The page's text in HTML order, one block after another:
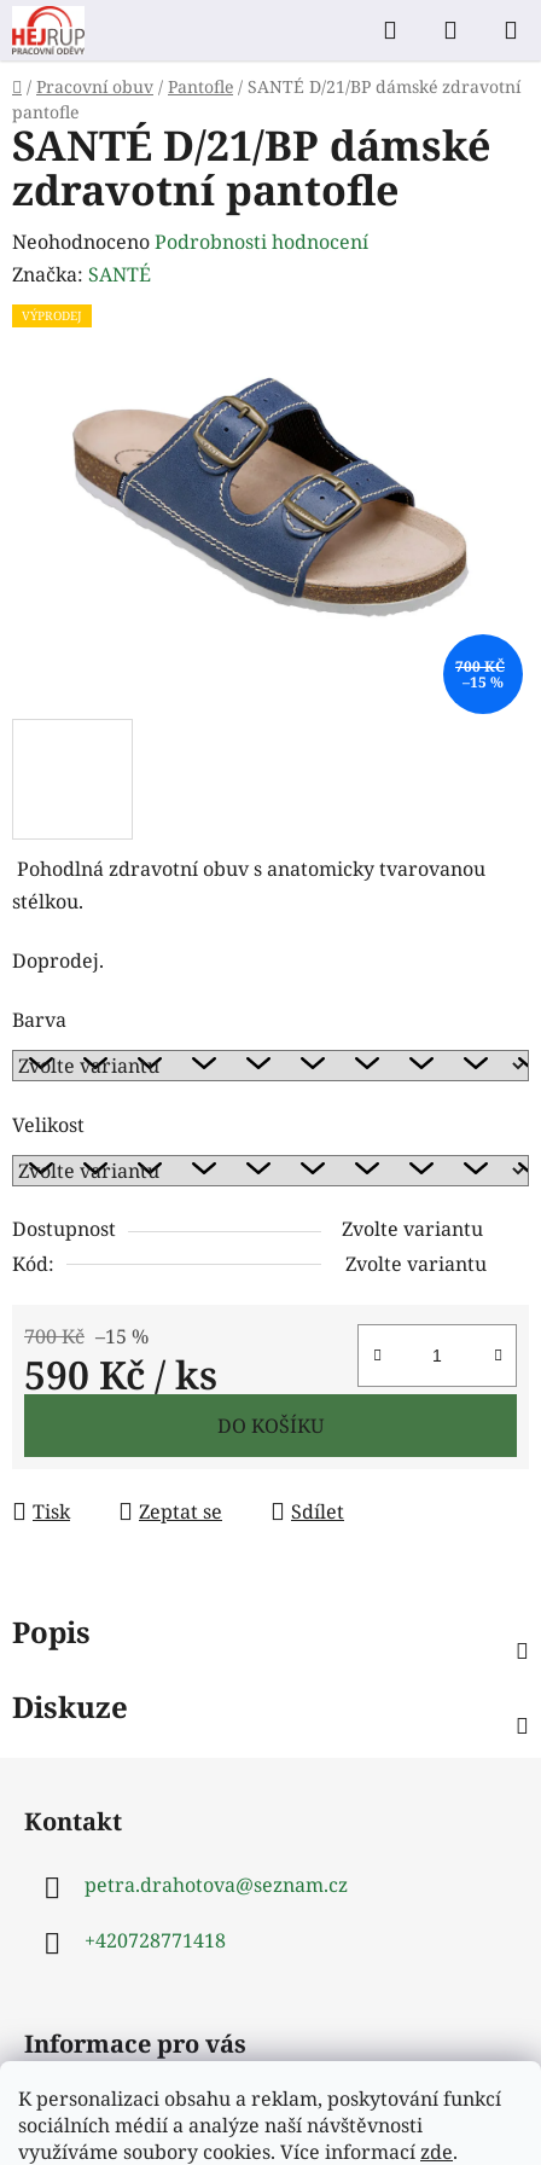
K personalizaci obsahu a reklam, poskytování funkcí
sociálních médií a analýze naší návštěvnosti
využíváme soubory cookies. Více informacízde.
Přejít
na
obsah
Hledat
KOŠÍK
Domů
/ Pracovní obuv / Pantofle / SANTÉ D/21/BP dámské zdravotní
pantofle
Pohodlná zdravotní obuv s anatomicky tvarovanou
stélkou.
Doprodej.
Barva
Velikost
Dostupnost
Zvolte variantu
Kód:
Zvolte variantu
700 Kč –15 %
590 Kč / ks
DO KOŠÍKU
Tisk Zeptat se Sdílet
SANTÉ D/21/BP dámské
zdravotní pantofle
Průměrné
hodnocení
produktu
hvězdiček.
NeohodnocenoPodrobnosti hodnocení
Značka: SANTÉ
VÝPRODEJ
700 KČ
–15 %
Popis
Diskuze
Kontakt
petra.drahotova@seznam.cz
+420728771418
Informace pro vás
Obchodní podmínky
Podmínky ochrany osobních údajů